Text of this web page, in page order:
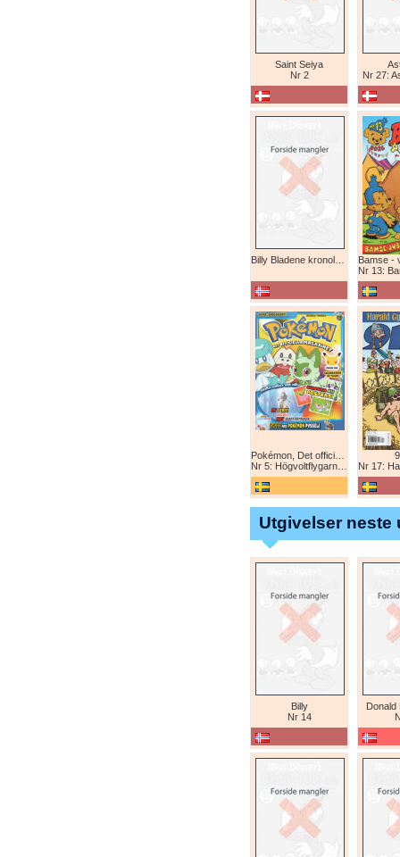
Saint Seiya
Nr 2
Nr 27:
Nr 13: Bamse-
Nr 5: Högvoltflygarna mot Svart Rayquaza!
Nr 17: Harald
Utgivelser neste
Billy
Nr 14
Donald